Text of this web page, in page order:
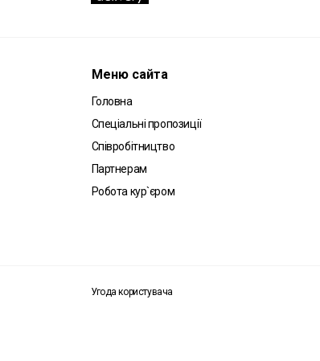
Меню сайта
Головна
Спеціальні пропозиції
Співробітництво
Партнерам
Робота кур`єром
Угода користувача